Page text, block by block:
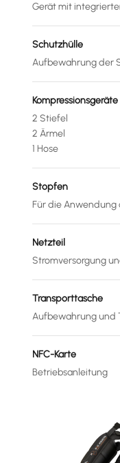
Gerät mit
Schutzhülle
Aufbewahrung der
Kompressionsgeräte
2 Stiefel
2 Ärmel
1 Hose
Stopfen
Für die Anwendung
Netzteil
Stromversorgung
Transporttasche
Aufbewahrung und
NFC-Karte
Betriebsanleitung